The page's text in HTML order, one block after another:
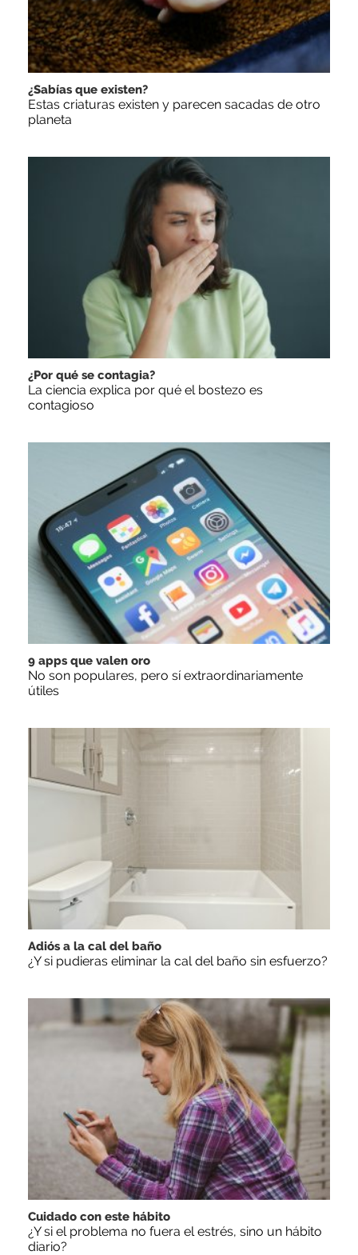
¿Sabías que existen?
Estas criaturas existen y parecen sacadas de otro
planeta
¿Por qué se contagia?
La ciencia explica por qué el bostezo es
contagioso
9 apps que valen oro
No son populares, pero sí extraordinariamente
útiles
Adiós a la cal del baño
¿Y si pudieras eliminar la cal del baño sin esfuerzo?
Cuidado con este hábito
¿Y si el problema no fuera el estrés, sino un hábito
diario?